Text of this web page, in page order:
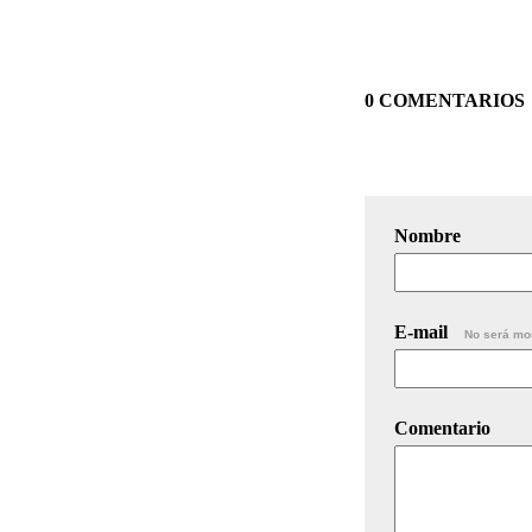
0 COMENTARIOS
Nombre
E-mail No será
Comentario